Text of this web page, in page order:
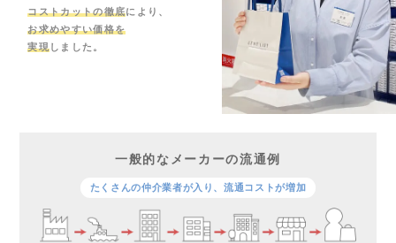
コストカットの徹底により、
お求めやすい価格を
実現しました。
一般的なメーカーの流通例
たくさんの仲介業者が入り、流通コストが増加